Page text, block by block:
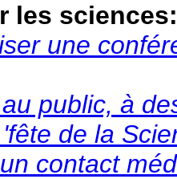
les sciences:
une
public, à
de la
contact